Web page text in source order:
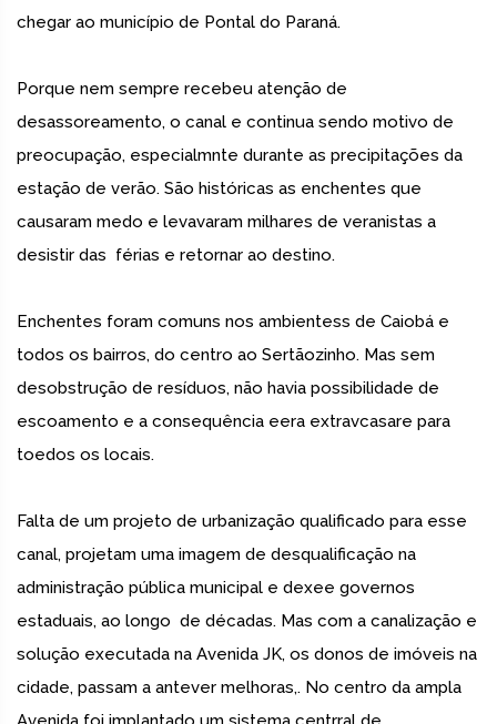
chegar ao município de Pontal do Paraná.
Porque nem sempre recebeu atenção de
desassoreamento, o canal e continua sendo motivo de
preocupação, especialmnte durante as precipitações da
estação de verão. São históricas as enchentes que
causaram medo e levavaram milhares de veranistas a
desistir das férias e retornar ao destino.
Enchentes foram comuns nos ambientess de Caiobá e
todos os bairros, do centro ao Sertãozinho. Mas sem
desobstrução de resíduos, não havia possibilidade de
escoamento e a consequência eera extravcasare para
toedos os locais.
Falta de um projeto de urbanização qualificado para esse
canal, projetam uma imagem de desqualificação na
administração pública municipal e dexee governos
estaduais, ao longo de décadas. Mas com a canalização e
solução executada na Avenida JK, os donos de imóveis na
cidade, passam a antever melhoras,. No centro da ampla